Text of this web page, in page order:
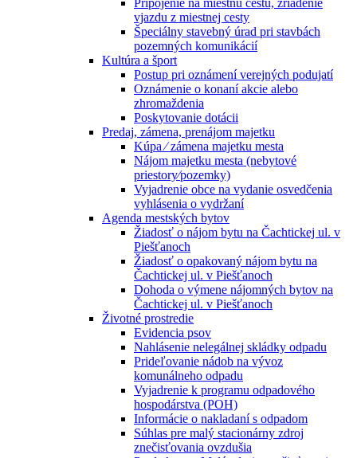
Pripojenie na miestnu cestu, zriadenie
vjazdu z miestnej cesty
Špeciálny stavebný úrad pri stavbách
pozemných komunikácií
Kultúra a šport
Postup pri oznámení verejných podujatí
Oznámenie o konaní akcie alebo
zhromaždenia
Poskytovanie dotácii
Predaj, zámena, prenájom majetku
Kúpa ⁄ zámena majetku mesta
Nájom majetku mesta (nebytové
priestory⁄pozemky)
Vyjadrenie obce na vydanie osvedčenia
vyhlásenia o vydržaní
Agenda mestských bytov
Žiadosť o nájom bytu na Čachtickej ul. v
Piešťanoch
Žiadosť o opakovaný nájom bytu na
Čachtickej ul. v Piešťanoch
Dohoda o výmene nájomných bytov na
Čachtickej ul. v Piešťanoch
Životné prostredie
Evidencia psov
Nahlásenie nelegálnej skládky odpadu
Prideľovanie nádob na vývoz
komunálneho odpadu
Vyjadrenie k programu odpadového
hospodárstva (POH)
Informácie o nakladaní s odpadom
Súhlas pre malý stacionárny zdroj
znečisťovania ovzdušia